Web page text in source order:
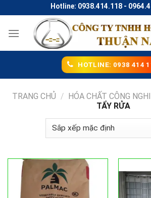
to
content
Hotline: 0938.414.118 -
HOTLINE: 0938 414
TRANG CHỦ / HÓA CHẤT CÔNG
TẨY RỬA